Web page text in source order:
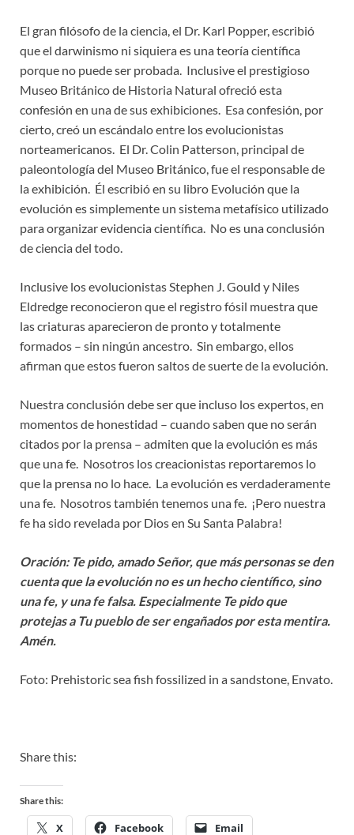
El gran filósofo de la ciencia, el Dr. Karl Popper, escribió
que el darwinismo ni siquiera es una teoría científica
porque no puede ser probada. Inclusive el prestigioso
Museo Británico de Historia Natural ofreció esta
confesión en una de sus exhibiciones. Esa confesión, por
cierto, creó un escándalo entre los evolucionistas
norteamericanos. El Dr. Colin Patterson, principal de
paleontología del Museo Británico, fue el responsable de
la exhibición. Él escribió en su libro Evolución que la
evolución es simplemente un sistema metafísico utilizado
para organizar evidencia científica. No es una conclusión
de ciencia del todo.
Inclusive los evolucionistas Stephen J. Gould y Niles
Eldredge reconocieron que el registro fósil muestra que
las criaturas aparecieron de pronto y totalmente
formados – sin ningún ancestro. Sin embargo, ellos
afirman que estos fueron saltos de suerte de la evolución.
Nuestra conclusión debe ser que incluso los expertos, en
momentos de honestidad – cuando saben que no serán
citados por la prensa – admiten que la evolución es más
que una fe. Nosotros los creacionistas reportaremos lo
que la prensa no lo hace. La evolución es verdaderamente
una fe. Nosotros también tenemos una fe. ¡Pero nuestra
fe ha sido revelada por Dios en Su Santa Palabra!
Oración: Te pido, amado Señor, que más personas se den
cuenta que la evolución no es un hecho científico, sino
una fe, y una fe falsa. Especialmente Te pido que
protejas a Tu pueblo de ser engañados por esta mentira.
Amén.
Foto: Prehistoric sea fish fossilized in a sandstone, Envato.
Share this:
Share this:
X Facebook Email